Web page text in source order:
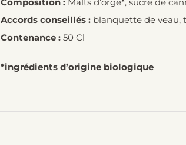
De
Accords conseillés : blanquette de veau,
Contenance : 50 Cl
*ingrédients d’origine biologique